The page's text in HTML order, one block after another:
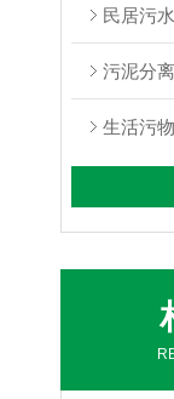
民居污
污泥分
生活污